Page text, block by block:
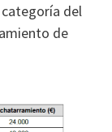
del
de